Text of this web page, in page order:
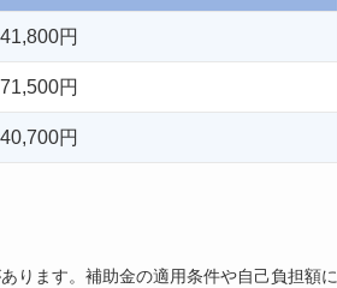
41,800円
71,500円
40,700円
ります。補助金の適用条件や自己負担額に